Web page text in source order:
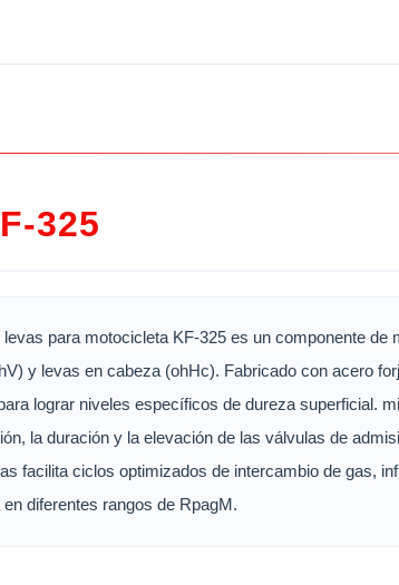
325
levas para motocicleta KF-325 es un componente
y levas en cabeza (ohHc). Fabricado con acero
lograr niveles específicos de dureza superficial.
la duración y la elevación de las válvulas de
facilita ciclos optimizados de intercambio de gas,
diferentes rangos de RpagM.